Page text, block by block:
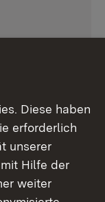
Diese haben
erforderlich
unserer
Hilfe der
weiter